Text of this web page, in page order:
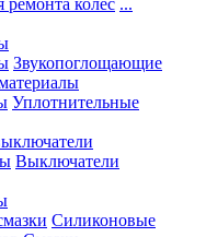
колес ...
Звукопоглощающие
Уплотнительные
Выключатели
Силиконовые